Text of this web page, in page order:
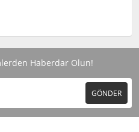
Haberdar Olun!
GÖNDER